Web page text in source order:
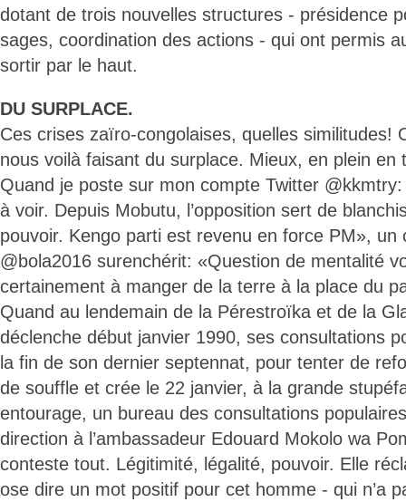
dotant de trois nouvelles structures - présidence
sages, coordination des actions - qui ont permis
sortir par le haut.
DU SURPLACE.
Ces crises zaïro-congolaises, quelles similitudes!
nous voilà faisant du surplace. Mieux, en plein en
Quand je poste sur mon compte Twitter @kkmtry:
à voir. Depuis Mobutu, l’opposition sert de
pouvoir. Kengo parti est revenu en force PM», un
@bola2016 surenchérit: «Question de mentalité
certainement à manger de la terre à la place du
Quand au lendemain de la Pérestroïka et de la
déclenche début janvier 1990, ses consultations
la fin de son dernier septennat, pour tenter de
de souffle et crée le 22 janvier, à la grande
entourage, un bureau des consultations
direction à l’ambassadeur Edouard Mokolo wa
conteste tout. Légitimité, légalité, pouvoir. Elle
ose dire un mot positif pour cet homme - qui n’a